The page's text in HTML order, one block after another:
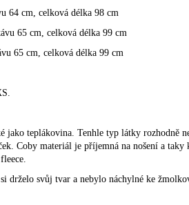
64 cm, celková délka 98 cm
65 cm, celková délka 99 cm
65 cm, celková délka 99 cm
jako teplákovina. Tenhle typ látky rozhodně
Coby materiál je příjemná na nošení a
drželo svůj tvar a nebylo náchylné ke